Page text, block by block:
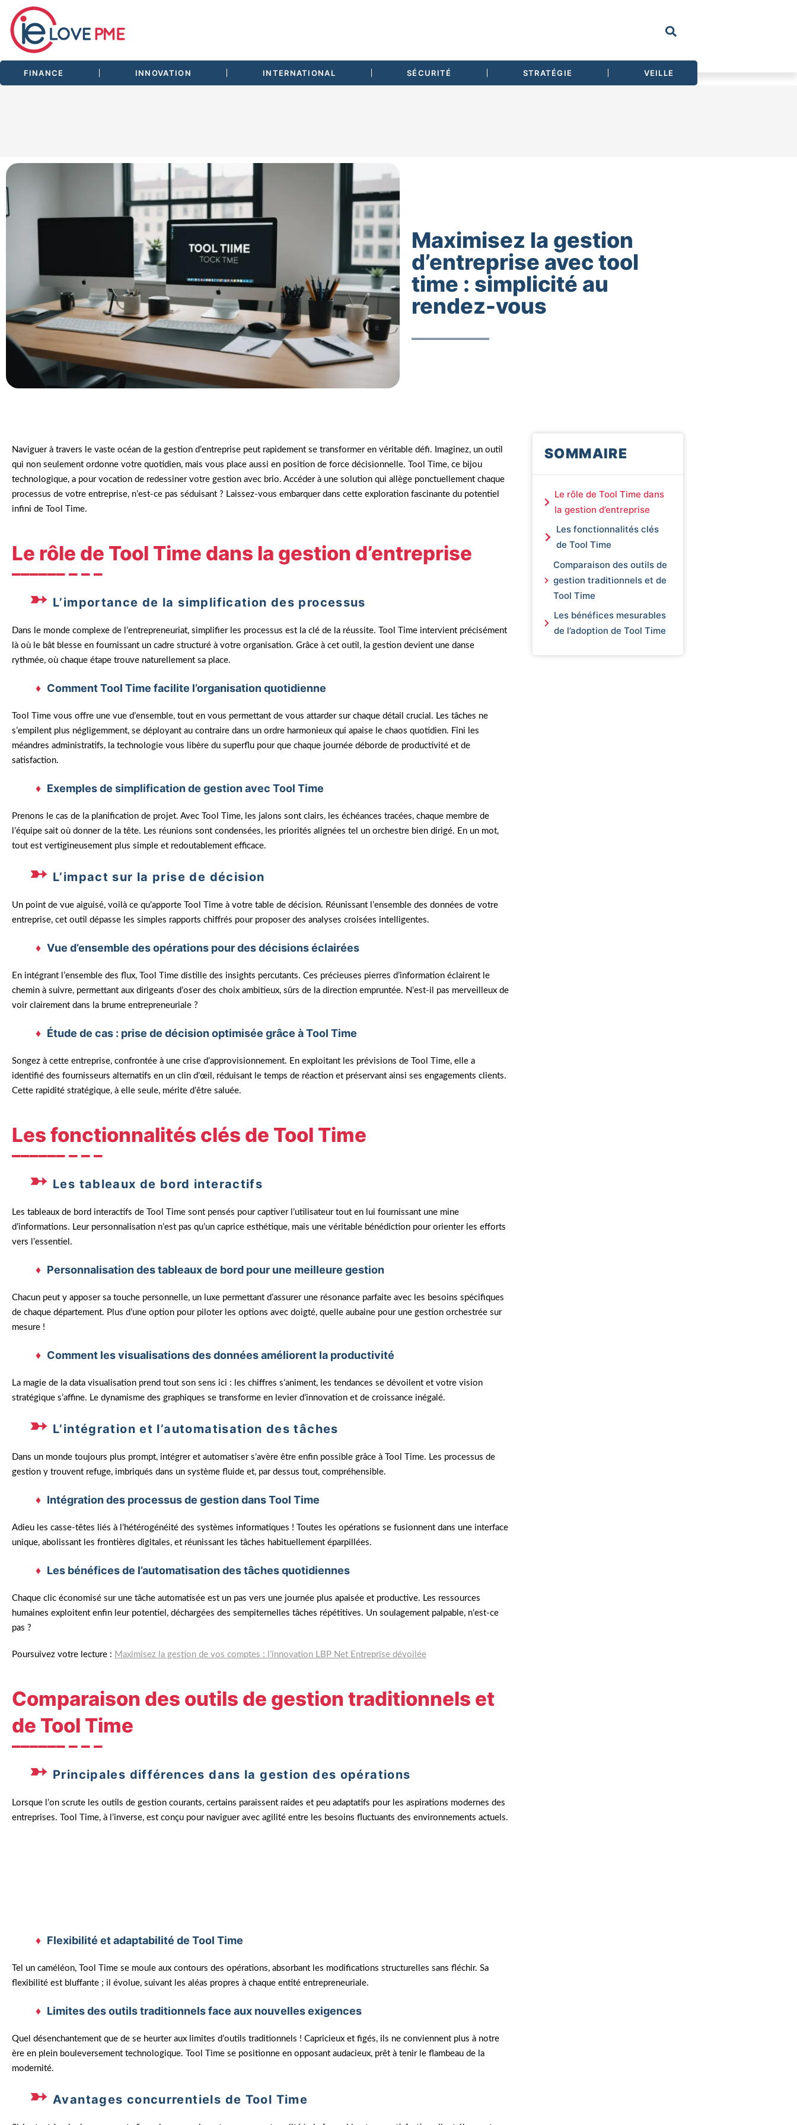
FINANCE INNOVATION INTERNATIONAL SÉCURITÉ STRATÉGIE VEILLE
Maximisez la gestion
d’entreprise avec tool
time : simplicité au
rendez-vous
Naviguer à travers le vaste océan de la gestion d’entreprise peut rapidement se transformer en véritable défi. Imaginez, un outil
qui non seulement ordonne votre quotidien, mais vous place aussi en position de force décisionnelle. Tool Time, ce bijou
technologique, a pour vocation de redessiner votre gestion avec brio. Accéder à une solution qui allège ponctuellement chaque
processus de votre entreprise, n’est-ce pas séduisant ? Laissez-vous embarquer dans cette exploration fascinante du potentiel
infini de Tool Time.
Le rôle de Tool Time dans la gestion d’entreprise
L’importance de la simplification des processus
Dans le monde complexe de l’entrepreneuriat, simplifier les processus est la clé de la réussite. Tool Time intervient précisément
là où le bât blesse en fournissant un cadre structuré à votre organisation. Grâce à cet outil, la gestion devient une danse
rythmée, où chaque étape trouve naturellement sa place.
Comment Tool Time facilite l’organisation quotidienne
Tool Time vous offre une vue d’ensemble, tout en vous permettant de vous attarder sur chaque détail crucial. Les tâches ne
s’empilent plus négligemment, se déployant au contraire dans un ordre harmonieux qui apaise le chaos quotidien. Fini les
méandres administratifs, la technologie vous libère du superflu pour que chaque journée déborde de productivité et de
satisfaction.
Exemples de simplification de gestion avec Tool Time
Prenons le cas de la planification de projet. Avec Tool Time, les jalons sont clairs, les échéances tracées, chaque membre de
l’équipe sait où donner de la tête. Les réunions sont condensées, les priorités alignées tel un orchestre bien dirigé. En un mot,
tout est vertigineusement plus simple et redoutablement efficace.
L’impact sur la prise de décision
Un point de vue aiguisé, voilà ce qu’apporte Tool Time à votre table de décision. Réunissant l’ensemble des données de votre
entreprise, cet outil dépasse les simples rapports chiffrés pour proposer des analyses croisées intelligentes.
Vue d’ensemble des opérations pour des décisions éclairées
En intégrant l’ensemble des flux, Tool Time distille des insights percutants. Ces précieuses pierres d’information éclairent le
chemin à suivre, permettant aux dirigeants d’oser des choix ambitieux, sûrs de la direction empruntée. N’est-il pas merveilleux de
voir clairement dans la brume entrepreneuriale ?
Étude de cas : prise de décision optimisée grâce à Tool Time
Songez à cette entreprise, confrontée à une crise d’approvisionnement. En exploitant les prévisions de Tool Time, elle a
identifié des fournisseurs alternatifs en un clin d’œil, réduisant le temps de réaction et préservant ainsi ses engagements clients.
Cette rapidité stratégique, à elle seule, mérite d’être saluée.
Les fonctionnalités clés de Tool Time
Les tableaux de bord interactifs
Les tableaux de bord interactifs de Tool Time sont pensés pour captiver l’utilisateur tout en lui fournissant une mine
d’informations. Leur personnalisation n’est pas qu’un caprice esthétique, mais une véritable bénédiction pour orienter les efforts
vers l’essentiel.
Personnalisation des tableaux de bord pour une meilleure gestion
Chacun peut y apposer sa touche personnelle, un luxe permettant d’assurer une résonance parfaite avec les besoins spécifiques
de chaque département. Plus d’une option pour piloter les options avec doigté, quelle aubaine pour une gestion orchestrée sur
mesure !
Comment les visualisations des données améliorent la productivité
La magie de la data visualisation prend tout son sens ici : les chiffres s’animent, les tendances se dévoilent et votre vision
stratégique s’affine. Le dynamisme des graphiques se transforme en levier d’innovation et de croissance inégalé.
L’intégration et l’automatisation des tâches
Dans un monde toujours plus prompt, intégrer et automatiser s’avère être enfin possible grâce à Tool Time. Les processus de
gestion y trouvent refuge, imbriqués dans un système fluide et, par dessus tout, compréhensible.
Intégration des processus de gestion dans Tool Time
Adieu les casse-têtes liés à l’hétérogénéité des systèmes informatiques ! Toutes les opérations se fusionnent dans une interface
unique, abolissant les frontières digitales, et réunissant les tâches habituellement éparpillées.
Les bénéfices de l’automatisation des tâches quotidiennes
Chaque clic économisé sur une tâche automatisée est un pas vers une journée plus apaisée et productive. Les ressources
humaines exploitent enfin leur potentiel, déchargées des sempiternelles tâches répétitives. Un soulagement palpable, n’est-ce
pas ?
Poursuivez votre lecture : Maximisez la gestion de vos comptes : l’innovation LBP Net Entreprise dévoilée
Comparaison des outils de gestion traditionnels et
de Tool Time
Principales différences dans la gestion des opérations
Lorsque l’on scrute les outils de gestion courants, certains paraissent raides et peu adaptatifs pour les aspirations modernes des
entreprises. Tool Time, à l’inverse, est conçu pour naviguer avec agilité entre les besoins fluctuants des environnements actuels.
Flexibilité et adaptabilité de Tool Time
Tel un caméléon, Tool Time se moule aux contours des opérations, absorbant les modifications structurelles sans fléchir. Sa
flexibilité est bluffante ; il évolue, suivant les aléas propres à chaque entité entrepreneuriale.
Limites des outils traditionnels face aux nouvelles exigences
Quel désenchantement que de se heurter aux limites d’outils traditionnels ! Capricieux et figés, ils ne conviennent plus à notre
ère en plein bouleversement technologique. Tool Time se positionne en opposant audacieux, prêt à tenir le flambeau de la
modernité.
Avantages concurrentiels de Tool Time
SOMMAIRE
Le rôle de Tool Time dans
la gestion d’entreprise
Les fonctionnalités clés
de Tool Time
Comparaison des outils de
gestion traditionnels et de
Tool Time
Les bénéfices mesurables
de l’adoption de Tool Time